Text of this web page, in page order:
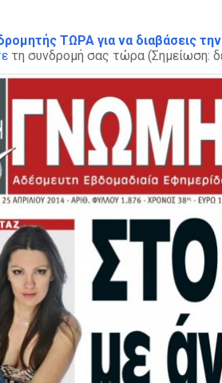
ΤΩΡΑ για να διαβάσεις
τη συνδρομή σας τώρα (Σημείωση: